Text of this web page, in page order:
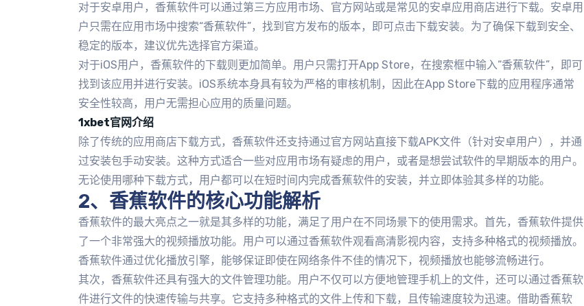
对于安卓用户，香蕉软件可以通过第三方应用市场、官方网站或是常见的安卓应用商店进行下载。安卓用
户只需在应用市场中搜索“香蕉软件”，找到官方发布的版本，即可点击下载安装。为了确保下载到安全、
稳定的版本，建议优先选择官方渠道。
对于iOS用户，香蕉软件的下载则更加简单。用户只需打开App Store，在搜索框中输入“香蕉软件”，即可
找到该应用并进行安装。iOS系统本身具有较为严格的审核机制，因此在App Store下载的应用程序通常
安全性较高，用户无需担心应用的质量问题。
1xbet官网介绍
除了传统的应用商店下载方式，香蕉软件还支持通过官方网站直接下载APK文件（针对安卓用户），并通
过安装包手动安装。这种方式适合一些对应用市场有疑虑的用户，或者是想尝试软件的早期版本的用户。
无论使用哪种下载方式，用户都可以在短时间内完成香蕉软件的安装，并立即体验其多样的功能。
2、香蕉软件的核心功能解析
香蕉软件的最大亮点之一就是其多样的功能，满足了用户在不同场景下的使用需求。首先，香蕉软件提供
了一个非常强大的视频播放功能。用户可以通过香蕉软件观看高清影视内容，支持多种格式的视频播放。
香蕉软件通过优化播放引擎，能够保证即使在网络条件不佳的情况下，视频播放也能够流畅进行。
其次，香蕉软件还具有强大的文件管理功能。用户不仅可以方便地管理手机上的文件，还可以通过香蕉软
件进行文件的快速传输与共享。它支持多种格式的文件上传和下载，且传输速度较为迅速。借助香蕉软